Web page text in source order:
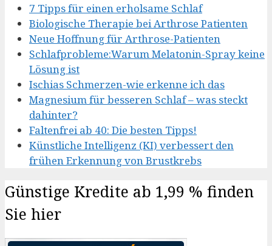
7 Tipps für einen erholsame Schlaf
Biologische Therapie bei Arthrose Patienten
Neue Hoffnung für Arthrose-Patienten
Schlafprobleme:Warum Melatonin-Spray keine
Lösung ist
Ischias Schmerzen-wie erkenne ich das
Magnesium für besseren Schlaf – was steckt
dahinter?
Faltenfrei ab 40: Die besten Tipps!
Künstliche Intelligenz (KI) verbessert den
frühen Erkennung von Brustkrebs
Günstige Kredite ab 1,99 % finden
Sie hier